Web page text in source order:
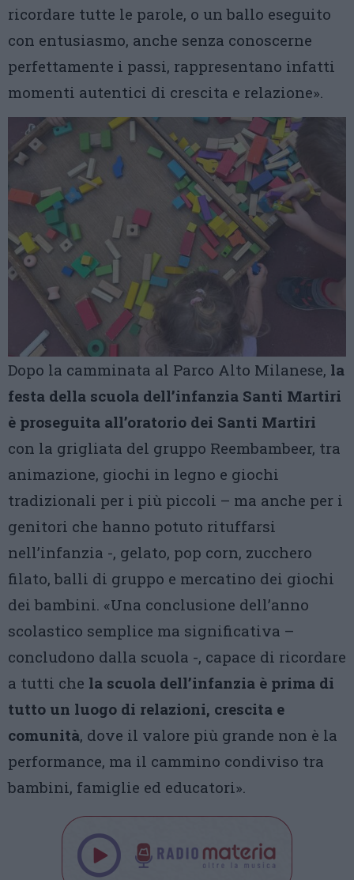
ricordare tutte le parole, o un ballo eseguito
con entusiasmo, anche senza conoscerne
perfettamente i passi, rappresentano infatti
momenti autentici di crescita e relazione».
Dopo la camminata al Parco Alto Milanese, la
festa della scuola dell’infanzia Santi Martiri
è proseguita all’oratorio dei Santi Martiri
con la grigliata del gruppo Reembambeer, tra
animazione, giochi in legno e giochi
tradizionali per i più piccoli – ma anche per i
genitori che hanno potuto rituffarsi
nell’infanzia -, gelato, pop corn, zucchero
filato, balli di gruppo e mercatino dei giochi
dei bambini. «Una conclusione dell’anno
scolastico semplice ma significativa –
concludono dalla scuola -, capace di ricordare
a tutti che la scuola dell’infanzia è prima di
tutto un luogo di relazioni, crescita e
comunità, dove il valore più grande non è la
performance, ma il cammino condiviso tra
bambini, famiglie ed educatori».